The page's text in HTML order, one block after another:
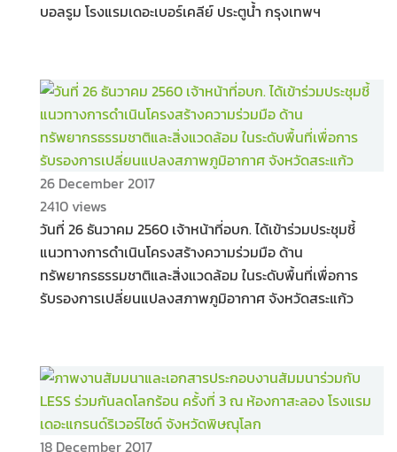
บอลรูม โรงแรมเดอะเบอร์เคลีย์ ประตูน้ำ กรุงเทพฯ
26 December 2017
2410 views
วันที่ 26 ธันวาคม 2560 เจ้าหน้าที่อบก. ได้เข้าร่วมประชุมชี้
แนวทางการดำเนินโครงสร้างความร่วมมือ ด้าน
ทรัพยากรธรรมชาติและสิ่งแวดล้อม ในระดับพื้นที่เพื่อการ
รับรองการเปลี่ยนแปลงสภาพภูมิอากาศ จังหวัดสระแก้ว
18 December 2017